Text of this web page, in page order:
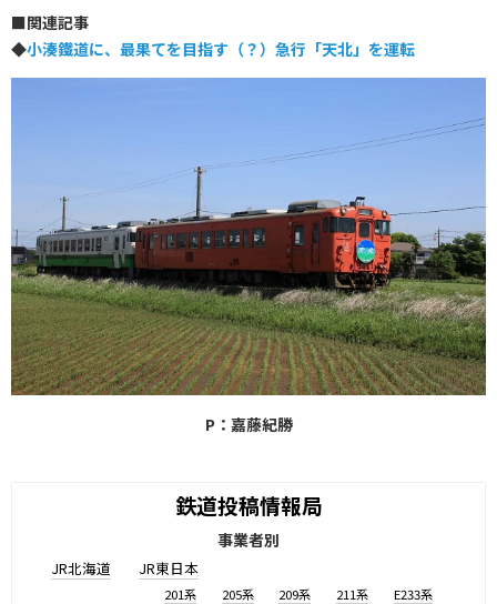
■関連記事
◆小湊鐵道に、最果てを目指す（？）急行「天北」を運転
P：嘉藤紀勝
鉄道投稿情報局
事業者別
JR北海道 JR東日本
201系 205系 209系 211系 E233系